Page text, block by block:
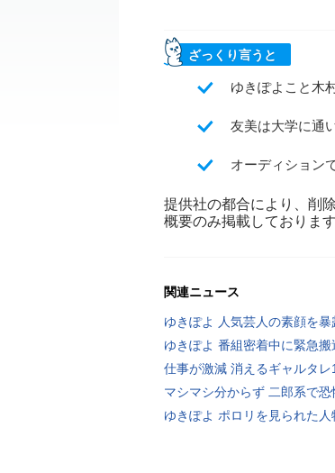
ざっくり言うと
ゆきぽよこと木
友美は大学に通
オーディション
提供社の都合により、削
概要のみ掲載しております
関連ニュース
ゆきぽよ 人気芸人の素顔を暴
ゆきぽよ 番組密着中に緊急搬
仕事が激減 消えるギャルタレ
マシマシ分からず 二郎系で恐
ゆきぽよ ポロリを見られた人